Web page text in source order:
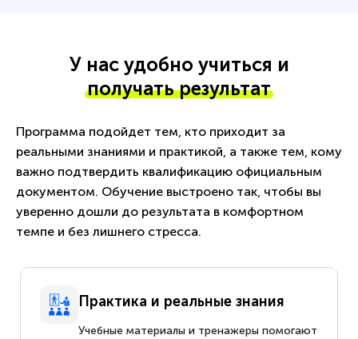
У нас удобно учиться и
получать результат
Программа подойдет тем, кто приходит за
реальными знаниями и практикой, а также тем, кому
важно подтвердить квалификацию официальным
документом. Обучение выстроено так, чтобы вы
уверенно дошли до результата в комфортном
темпе и без лишнего стресса.
Практика и реальные знания
Учебные материалы и тренажеры помогают